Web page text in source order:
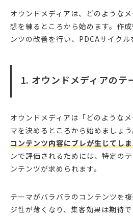
オウンドメディアは、どのような
想を練るところから始めます。作
ンツの改善を行い、PDCAサイクル
1. オウンドメディアのテ
オウンドメディアは「どのような
マを決めるところから始めましょう
コンテンツ内容にブレが生じてし
ンで評価されるためには、特定の
ンテンツが求められます。
テーマがバラバラのコンテンツを
ジ性が薄くなり、集客効果は期待で